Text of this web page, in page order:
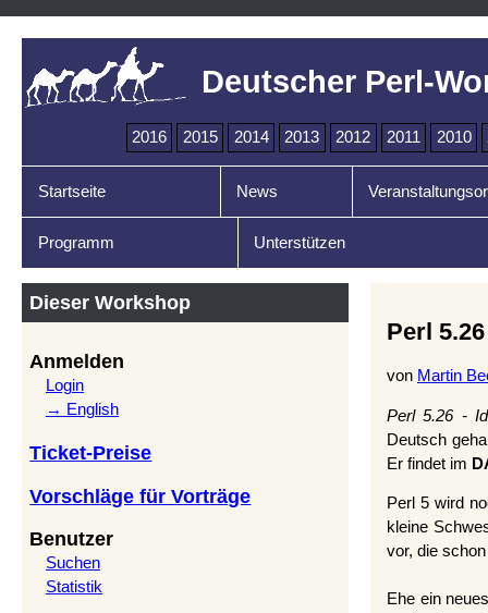
Deutscher Perl-
2016 2015 2014 2013 2012 2011 2010
Startseite News
Programm Unterstützen
Dieser Workshop
Anmelden
Login
→ English
Ticket-Preise
Vorschläge für Vorträge
Benutzer
Suchen
Statistik
Perl
von Martin
Perl 5.26 -
Deutsch
Er findet im
Perl 5 wird
kleine
vor, die
Ehe ein